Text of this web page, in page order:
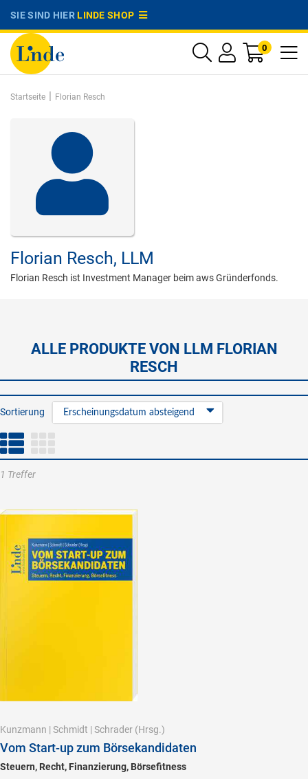
SIE SIND HIERLINDE SHOP
0
Startseite | Florian Resch
Florian Resch, LLM
Florian Resch ist Investment Manager beim aws Gründerfonds.
ALLE PRODUKTE VON LLM FLORIAN
RESCH
Sortierung Erscheinungsdatum absteigend
1 Treffer
Kunzmann | Schmidt | Schrader (Hrsg.)
Vom Start-up zum Börsekandidaten
Steuern, Recht, Finanzierung, Börsefitness